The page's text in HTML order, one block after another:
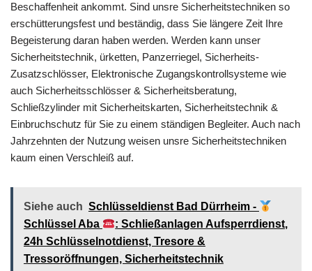
Beschaffenheit ankommt. Sind unsre Sicherheitstechniken so
erschütterungsfest und beständig, dass Sie längere Zeit Ihre
Begeisterung daran haben werden. Werden kann unser
Sicherheitstechnik, ürketten, Panzerriegel, Sicherheits-
Zusatzschlösser, Elektronische Zugangskontrollsysteme wie
auch Sicherheitsschlösser & Sicherheitsberatung,
Schließzylinder mit Sicherheitskarten, Sicherheitstechnik &
Einbruchschutz für Sie zu einem ständigen Begleiter. Auch nach
Jahrzehnten der Nutzung weisen unsre Sicherheitstechniken
kaum einen Verschleiß auf.
Siehe auch Schlüsseldienst Bad Dürrheim -
Schlüssel Aba
: Schließanlagen Aufsperrdienst,
24h Schlüsselnotdienst, Tresore &
Tressoröffnungen, Sicherheitstechnik